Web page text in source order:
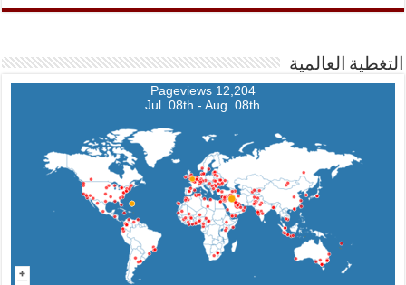
التغطية العالمية
12,204 Pageviews
Jul. 08th - Aug. 08th